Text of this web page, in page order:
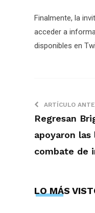
Finalmente, la
acceder a
disponibles en
ARTÍCULO
Regresan
apoyaron
combate de
LO MÁS